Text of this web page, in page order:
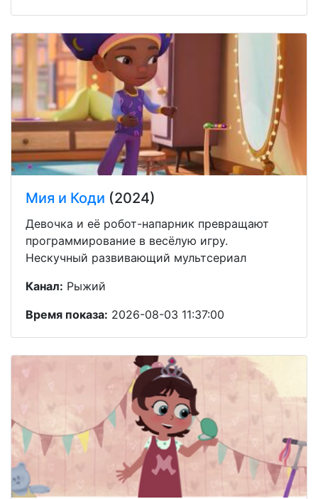
Мия и Коди (2024)
Девочка и её робот-напарник превращают
программирование в весёлую игру.
Нескучный развивающий мультсериал
Канал: Рыжий
Время показа: 2026-08-03 11:37:00